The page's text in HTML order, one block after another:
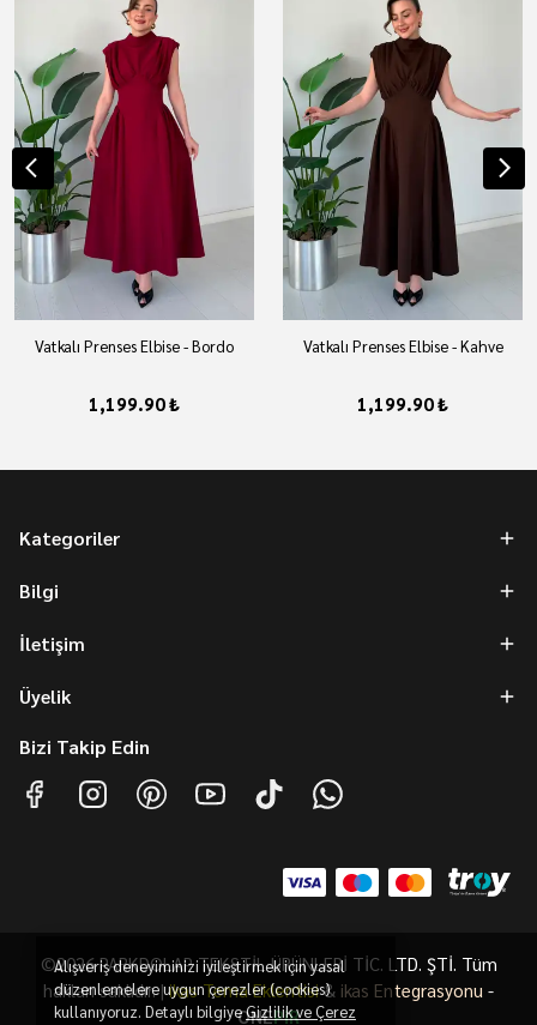
Alışveriş deneyiminizi iyileştirmek için yasal
düzenlemelere uygun çerezler (cookies)
kullanıyoruz. Detaylı bilgiyeGizlilik ve Çerez
Vatkalı Prenses Elbise - Bordo
1,199.90 ₺
Vatkalı Prenses Elbise - Kahve
1,199.90 ₺
Kategoriler
Bilgi
İletişim
Üyelik
Bizi Takip Edin
©2026 PARKDOLAP TEKSTİL ÜRÜNLERİ TİC. LTD. ŞTİ. Tüm
hakları saklıdır. |ikas Tema Eklentisi& ikas Entegrasyonu -
ONEPiR